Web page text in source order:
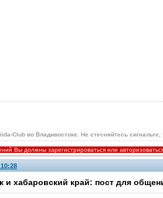
Club во Владивостоке. Не стесняйтесь
Вы должны зарегистрироваться или
и хабаровский край: пост для